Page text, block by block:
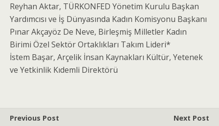
Reyhan Aktar, TÜRKONFED Yönetim Kurulu Başkan
Yardımcısı ve İş Dünyasında Kadın Komisyonu Başkanı
Pınar Akçayöz De Neve, Birleşmiş Milletler Kadın
Birimi Özel Sektör Ortaklıkları Takım Lideri*
İstem Başar, Arçelik İnsan Kaynakları Kültür, Yetenek
ve Yetkinlik Kıdemli Direktörü
Previous Post
Next Post